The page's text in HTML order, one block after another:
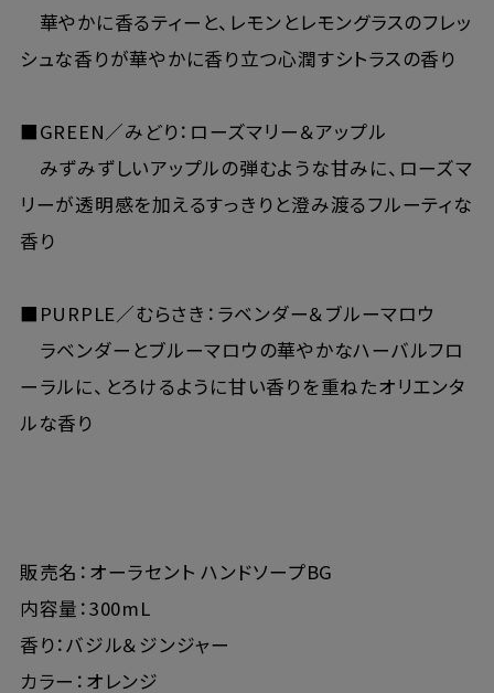
華やかに香るティーと、レモンとレモングラスのフレッ
シュな香りが華やかに香り立つ心潤すシトラスの香り
■GREEN／みどり：ローズマリー＆アップル
みずみずしいアップルの弾むような甘みに、ローズマ
リーが透明感を加えるすっきりと澄み渡るフルーティな
香り
■PURPLE／むらさき：ラベンダー＆ブルーマロウ
ラベンダーとブルーマロウの華やかなハーバルフロ
ーラルに、とろけるように甘い香りを重ねたオリエンタ
ルな香り
販売名：オーラセント ハンドソープBG
内容量：300mL
香り：バジル＆ジンジャー
カラー：オレンジ